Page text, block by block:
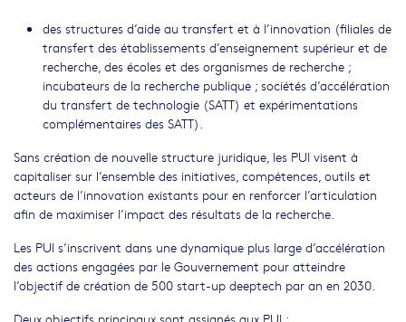
des structures d’aide au transfert et à l’innovation (filiales de
transfert des établissements d’enseignement supérieur et de
recherche, des écoles et des organismes de recherche ;
incubateurs de la recherche publique ; sociétés d’accélération
du transfert de technologie (SATT) et expérimentations
complémentaires des SATT).
Sans création de nouvelle structure juridique, les PUI visent à
capitaliser sur l’ensemble des initiatives, compétences, outils et
acteurs de l’innovation existants pour en renforcer l’articulation
afin de maximiser l’impact des résultats de la recherche.
Les PUI s’inscrivent dans une dynamique plus large d’accélération
des actions engagées par le Gouvernement pour atteindre
l’objectif de création de 500 start-up deeptech par an en 2030.
Deux objectifs principaux sont assignés aux PUI :